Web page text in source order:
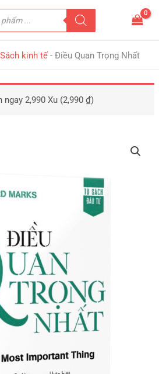
Sách kinh tế- Điều Quan Trọng Nhất
ngay 2,990 Xu (2,990 ₫)